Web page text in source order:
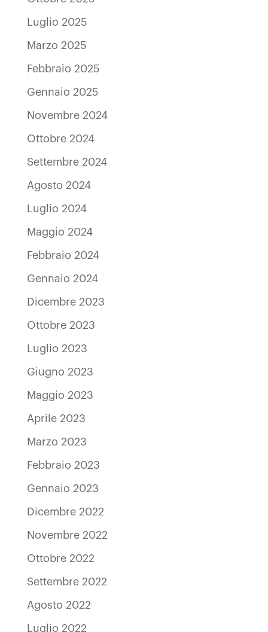
Luglio 2025
Marzo 2025
Febbraio 2025
Gennaio 2025
Novembre 2024
Ottobre 2024
Settembre 2024
Agosto 2024
Luglio 2024
Maggio 2024
Febbraio 2024
Gennaio 2024
Dicembre 2023
Ottobre 2023
Luglio 2023
Giugno 2023
Maggio 2023
Aprile 2023
Marzo 2023
Febbraio 2023
Gennaio 2023
Dicembre 2022
Novembre 2022
Ottobre 2022
Settembre 2022
Agosto 2022
Luglio 2022